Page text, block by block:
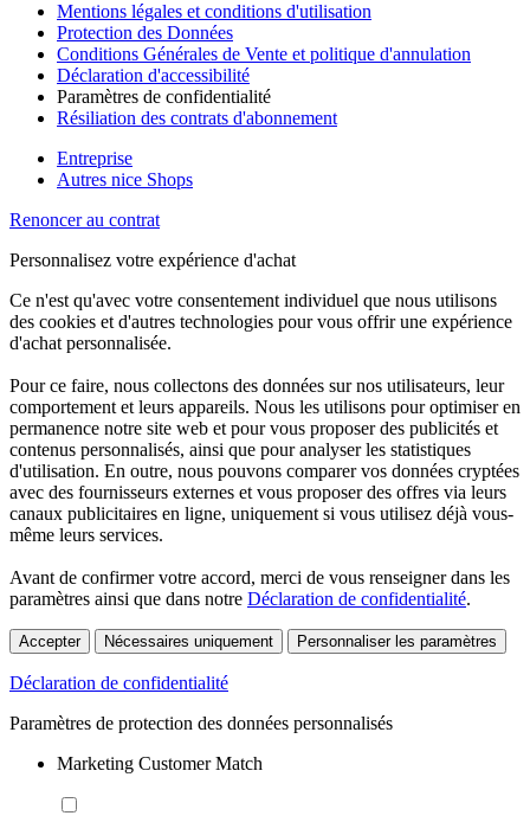
Mentions légales et conditions d'utilisation
Protection des Données
Conditions Générales de Vente et politique d'annulation
Déclaration d'accessibilité
Paramètres de confidentialité
Résiliation des contrats d'abonnement
Entreprise
Autres nice Shops
Renoncer au contrat
Personnalisez votre expérience d'achat
Ce n'est qu'avec votre consentement individuel que nous utilisons
des cookies et d'autres technologies pour vous offrir une expérience
d'achat personnalisée.
Pour ce faire, nous collectons des données sur nos utilisateurs, leur
comportement et leurs appareils. Nous les utilisons pour optimiser en
permanence notre site web et pour vous proposer des publicités et
contenus personnalisés, ainsi que pour analyser les statistiques
d'utilisation. En outre, nous pouvons comparer vos données cryptées
avec des fournisseurs externes et vous proposer des offres via leurs
canaux publicitaires en ligne, uniquement si vous utilisez déjà vous-
même leurs services.
Avant de confirmer votre accord, merci de vous renseigner dans les
paramètres ainsi que dans notre Déclaration de confidentialité.
Accepter Nécessaires uniquement Personnaliser les paramètres
Déclaration de confidentialité
Paramètres de protection des données personnalisés
Marketing Customer Match